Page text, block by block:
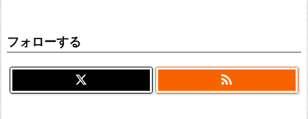
フォローする
